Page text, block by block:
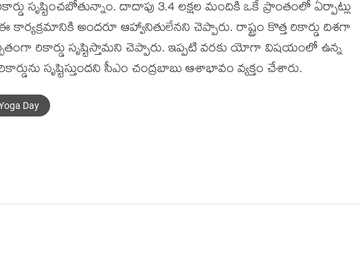
సృష్టించబోతున్నాం. దాదాపు 3.4 లక్షల మందికి ఒకే ప్రాంతంలో ఏర్పాట్లు
కార్య‌క్ర‌మానికి అంద‌రూ ఆహ్వానితులేన‌ని చెప్పారు. రాష్ట్రం కొత్త రికార్డు దిశ‌గా
రికార్డు సృష్టిస్తామ‌ని చెప్పారు. ఇప్ప‌టి వ‌ర‌కు యోగా విష‌యంలో ఉన్న
సృష్టిస్తుంద‌ని సీఎం చంద్ర‌బాబు ఆశాభావం వ్య‌క్తం చేశారు.
Day